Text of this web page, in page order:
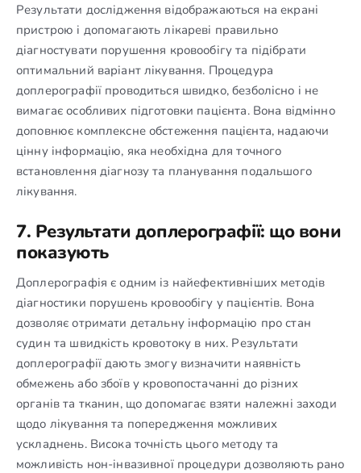
Результати дослідження відображаються на екрані
пристрою і допомагають лікареві правильно
діагностувати порушення кровообігу та підібрати
оптимальний варіант лікування. Процедура
доплерографії проводиться швидко, безболісно і не
вимагає особливих підготовки пацієнта. Вона відмінно
доповнює комплексне обстеження пацієнта, надаючи
цінну інформацію, яка необхідна для точного
встановлення діагнозу та планування подальшого
лікування.
7. Результати доплерографії: що вони
показують
Доплерографія є одним із найефективніших методів
діагностики порушень кровообігу у пацієнтів. Вона
дозволяє отримати детальну інформацію про стан
судин та швидкість кровотоку в них. Результати
доплерографії дають змогу визначити наявність
обмежень або збоїв у кровопостачанні до різних
органів та тканин, що допомагає взяти належні заходи
щодо лікування та попередження можливих
ускладнень. Висока точність цього методу та
можливість нон-інвазивної процедури дозволяють рано